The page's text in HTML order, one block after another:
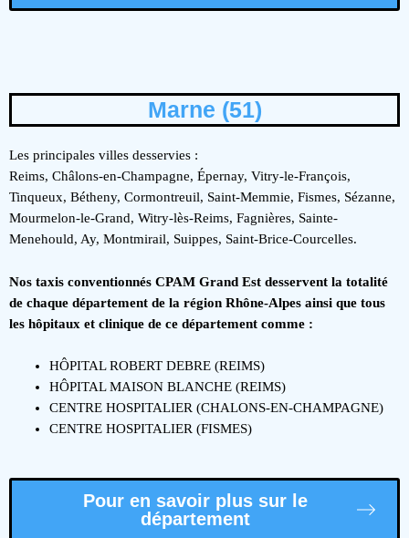
Marne (51)
Les principales villes desservies :
Reims, Châlons-en-Champagne, Épernay, Vitry-le-François,
Tinqueux, Bétheny, Cormontreuil, Saint-Memmie, Fismes, Sézanne,
Mourmelon-le-Grand, Witry-lès-Reims, Fagnières, Sainte-
Menehould, Ay, Montmirail, Suippes, Saint-Brice-Courcelles.
Nos taxis conventionnés CPAM Grand Est desservent la totalité
de chaque département de la région Rhône-Alpes ainsi que tous
les hôpitaux et clinique de ce département comme :
HÔPITAL ROBERT DEBRE (REIMS)
HÔPITAL MAISON BLANCHE (REIMS)
CENTRE HOSPITALIER (CHALONS-EN-CHAMPAGNE)
CENTRE HOSPITALIER (FISMES)
Pour en savoir plus sur le
département